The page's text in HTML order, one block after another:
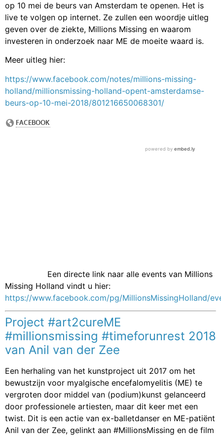
op 10 mei de beurs van Amsterdam te openen. Het is
live te volgen op internet. Ze zullen een woordje uitleg
geven over de ziekte, Millions Missing en waarom
investeren in onderzoek naar ME de moeite waard is.
Meer uitleg hier:
https://www.facebook.com/notes/millions-missing-
holland/millionsmissing-holland-opent-amsterdamse-
beurs-op-10-mei-2018/801216650068301/
Een directe link naar alle events van Millions
Missing Holland vindt u hier:
https://www.facebook.com/pg/MillionsMissingHolland/
Project #art2cureME
#millionsmissing #timeforunrest 2018
van Anil van der Zee
Een herhaling van het kunstproject uit 2017 om het
bewustzijn voor myalgische encefalomyelitis (ME) te
vergroten door middel van (podium)kunst gelanceerd
door professionele artiesten, maar dit keer met een
twist. Dit is een actie van ex-balletdanser en ME-patiënt
Anil van der Zee, gelinkt aan #MillionsMissing en de film